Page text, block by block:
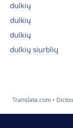
dulkių
dulkių
dulkių
dulkių siurblių
Translate.com